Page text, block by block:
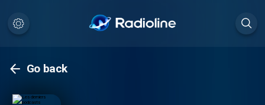
Go back